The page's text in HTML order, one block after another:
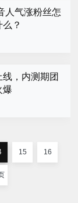
人气涨粉丝怎
？
线，内测期团
爆
15 16